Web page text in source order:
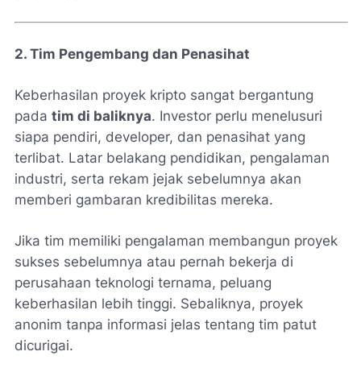
2. Tim Pengembang dan Penasihat
Keberhasilan proyek kripto sangat bergantung
pada tim di baliknya. Investor perlu menelusuri
siapa pendiri, developer, dan penasihat yang
terlibat. Latar belakang pendidikan, pengalaman
industri, serta rekam jejak sebelumnya akan
memberi gambaran kredibilitas mereka.
Jika tim memiliki pengalaman membangun proyek
sukses sebelumnya atau pernah bekerja di
perusahaan teknologi ternama, peluang
keberhasilan lebih tinggi. Sebaliknya, proyek
anonim tanpa informasi jelas tentang tim patut
dicurigai.